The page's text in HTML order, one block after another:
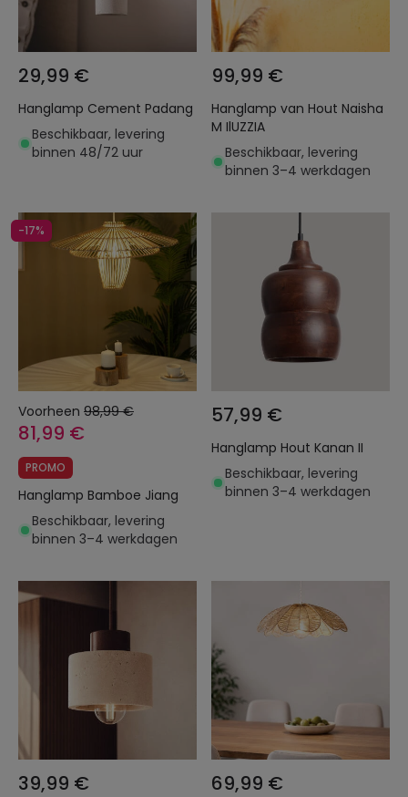
29,99 €
Hanglamp Cement Padang
Beschikbaar, levering
binnen 48/72 uur
99,99 €
Hanglamp van Hout Naisha
M IlUZZIA
Beschikbaar, levering
binnen 3–4 werkdagen
-17%
Voorheen 98,99 €
81,99 €
PROMO
Hanglamp Bamboe Jiang
Beschikbaar, levering
binnen 3–4 werkdagen
57,99 €
Hanglamp Hout Kanan II
Beschikbaar, levering
binnen 3–4 werkdagen
39,99 € 69,99 €